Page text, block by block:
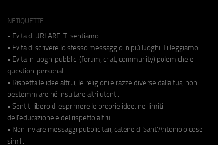
NETIQUETTE
• Evita di URLARE. Ti sentiamo.
• Evita di scrivere lo stesso messaggio in più luoghi. Ti leggiamo.
• Evita in luoghi pubblici (forum, chat, community) polemiche e
questioni personali.
• Rispetta le idee altrui, le religioni e razze diverse dalla tua, non
bestemmiare né insultare altri utenti.
• Sentiti libero di esprimere le proprie idee, nei limiti
dell'educazione e del rispetto altrui.
• Non inviare messaggi pubblicitari, catene di Sant'Antonio o cose
simili.